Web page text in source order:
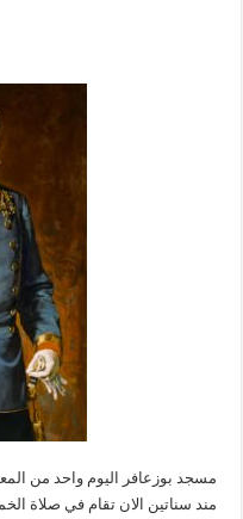
مسجد بوزعافر اليوم واحد من
مند سناتين الان تقام في صلاة